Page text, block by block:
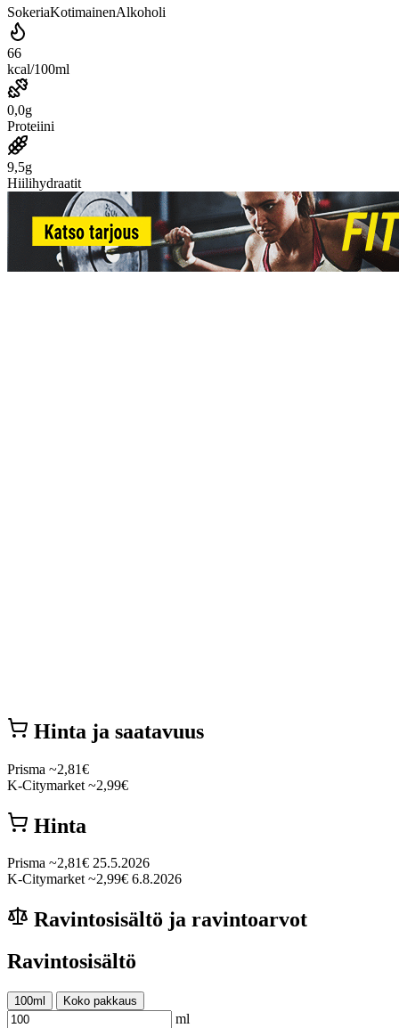
SokeriaKotimainenAlkoholi
66
kcal/100ml
0,0g
Proteiini
9,5g
Hiilihydraatit
Hinta ja saatavuus
Prisma ~2,81€
K-Citymarket ~2,99€
Hinta
Prisma ~2,81€ 25.5.2026
K-Citymarket ~2,99€ 6.8.2026
Ravintosisältö ja ravintoarvot
Ravintosisältö
100ml Koko pakkaus
ml